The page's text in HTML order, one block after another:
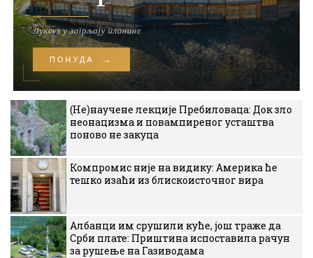
(Не)научене лекције Пребиловаца: Док зло
неонацизма и повампиреног усташтва
поново не закуца
Компромис није на видику: Америка ће
тешко изаћи из блискоисточног вира
Албанци им срушили куће, још траже да
Срби плате: Приштина испоставила рачун
за рушење на Газиводама